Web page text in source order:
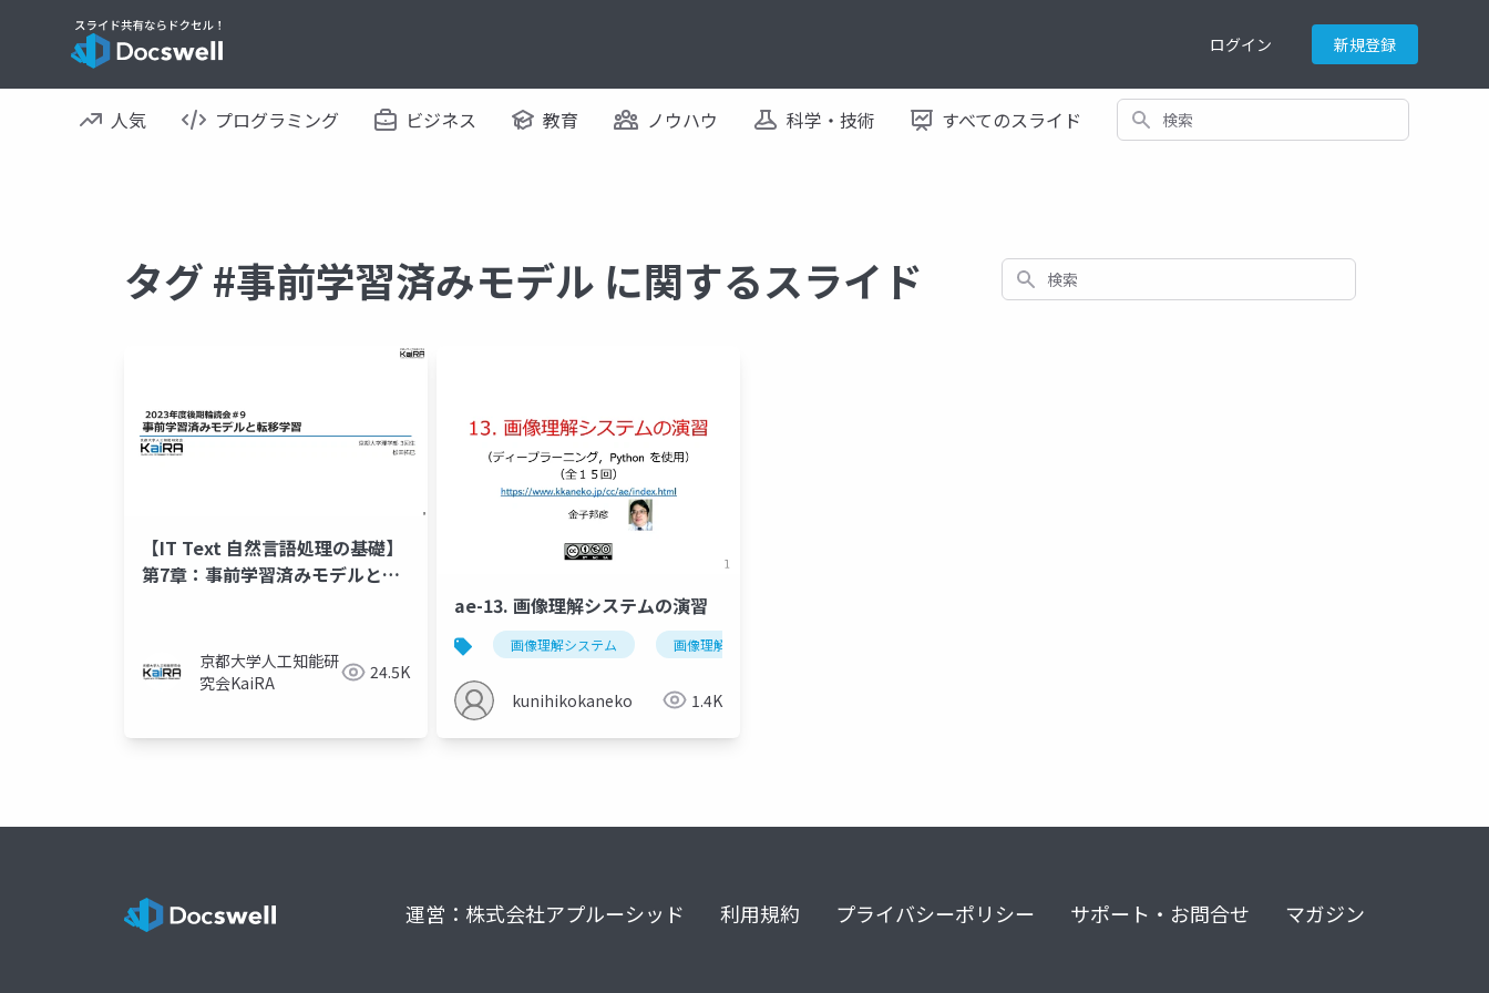
ログイン 新規登録
人気 プログラミング ビジネス 教育 ノウハウ 科学・技術 すべてのスライド 検索
タグ #事前学習済みモデル に関するスライド 検索
【IT Text 自然言語処理の基礎】
第7章：事前学習済みモデルと転
京都大学人工知能研
究会KaiRA
24.5K
ae-13. 画像理解システムの演習
画像理解システム 画像理解の応用例
kunihikokaneko 1.4K
運営：株式会社アプルーシッド 利用規約 プライバシーポリシー サポート・お問合せ マガジン